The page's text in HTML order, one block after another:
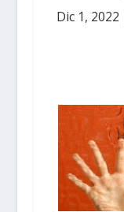
Dic 1, 2022